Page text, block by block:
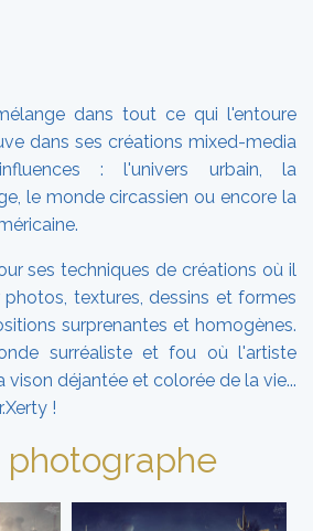
dans tout ce qui l'entoure
dans ses créations mixed-media
: l'univers urbain, la
le monde circassien ou encore la
ses techniques de créations où il
textures, dessins et formes
surprenantes et homogènes.
surréaliste et fou où l'artiste
vison déjantée et colorée de la vie...
!
photographe